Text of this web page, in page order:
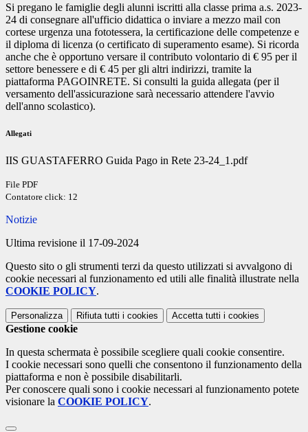
Si pregano le famiglie degli alunni iscritti alla classe prima a.s. 2023-
24 di consegnare all'ufficio didattica o inviare a mezzo mail con
cortese urgenza una fototessera, la certificazione delle competenze e
il diploma di licenza (o certificato di superamento esame). Si ricorda
anche che è opportuno versare il contributo volontario di € 95 per il
settore benessere e di € 45 per gli altri indirizzi, tramite la
piattaforma PAGOINRETE. Si consulti la guida allegata (per il
versamento dell'assicurazione sarà necessario attendere l'avvio
dell'anno scolastico).
Allegati
IIS GUASTAFERRO Guida Pago in Rete 23-24_1.pdf
File PDF
Contatore click: 12
Notizie
Ultima revisione il 17-09-2024
Questo sito o gli strumenti terzi da questo utilizzati si avvalgono di
cookie necessari al funzionamento ed utili alle finalità illustrate nella
COOKIE POLICY.
Personalizza Rifiuta tutti i cookies Accetta tutti i cookies
Gestione cookie
In questa schermata è possibile scegliere quali cookie consentire.
I cookie necessari sono quelli che consentono il funzionamento della
piattaforma e non è possibile disabilitarli.
Per conoscere quali sono i cookie necessari al funzionamento potete
visionare la COOKIE POLICY.